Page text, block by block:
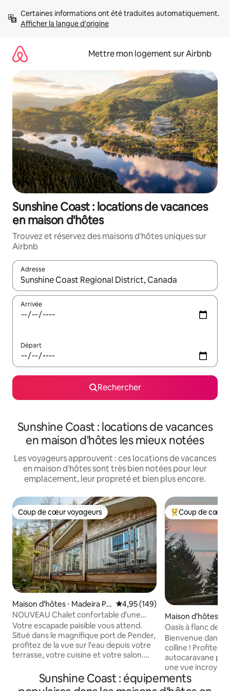
directement
Afficher la langue d'origine
Mettre mon logement sur Airbnb
Sunshine Coast : locations de vacances
en maison d'hôtes
Trouvez et réservez des maisons d'hôtes uniques sur
Airbnb
Adresse
Lorsque les résultats s'affichent, utilisez les flèches vers le
Arrivée
Départ
Rechercher
Sunshine Coast : locations de vacances
en maison d'hôtes les mieux notées
Les voyageurs approuvent : ces locations de vacances
en maison d'hôtes sont très bien notées pour leur
emplacement, leur propreté et bien plus encore.
Coup de cœur voyageurs
Coup de cœur voyageurs
Maison d'hôtes ⋅ Madeira Pa
rk
Évaluation moyenne sur la
4,95 (149)
NOUVEAU Chalet confortable d'une
chambre avec vue et nouvelle cuisine
Votre escapade paisible vous attend.
Situé dans le magnifique port de Pender,
profitez de la vue sur l'eau depuis votre
terrasse, votre cuisine et votre salon.
dont vous avez besoin pour vous sentir
chez vous. Votre chambre apaisante
Coups de cœur
Coup de cœur
Maison d'hôtes ⋅
nd
Oasis à flanc de
1 chambre, poêle
Bienvenue dans
colline ! Profitez
autocaravane
une vue
salle de bain, une
grille-pain, un
Sunshine Coast : équipements